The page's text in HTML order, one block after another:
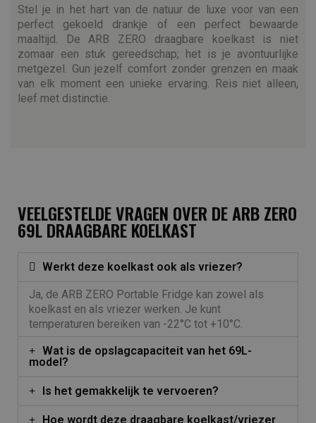
Stel je in het hart van de natuur de luxe voor van een
perfect gekoeld drankje of een perfect bewaarde
maaltijd. De ARB ZERO draagbare koelkast is niet
zomaar een stuk gereedschap; het is je avontuurlijke
metgezel. Gun jezelf comfort zonder grenzen en maak
van elk moment een unieke ervaring. Reis niet alleen,
leef met distinctie.
VEELGESTELDE VRAGEN OVER DE ARB ZERO
69L DRAAGBARE KOELKAST
Werkt deze koelkast ook als vriezer?
Ja, de ARB ZERO Portable Fridge kan zowel als
koelkast en als vriezer werken. Je kunt
temperaturen bereiken van -22°C tot +10°C.
Wat is de opslagcapaciteit van het 69L-
model?
Is het gemakkelijk te vervoeren?
Hoe wordt deze draagbare koelkast/vriezer